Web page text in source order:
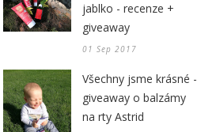
jablko - recenze +
giveaway
01 Sep 2017
Všechny jsme krásné -
giveaway o balzámy
na rty Astrid